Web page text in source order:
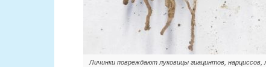
Личинки повреждают луковицы гиацинтов,